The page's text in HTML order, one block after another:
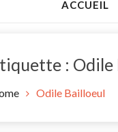
ACCUEIL
: Odile
Odile Bailloeul